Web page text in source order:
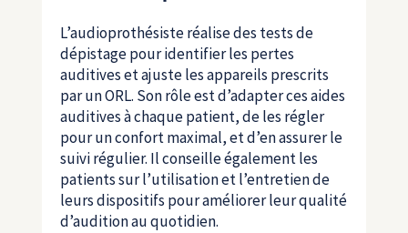
L’audioprothésiste réalise des tests de
dépistage pour identifier les pertes
auditives et ajuste les appareils prescrits
par un ORL. Son rôle est d’adapter ces aides
auditives à chaque patient, de les régler
pour un confort maximal, et d’en assurer le
suivi régulier. Il conseille également les
patients sur l’utilisation et l’entretien de
leurs dispositifs pour améliorer leur qualité
d’audition au quotidien.